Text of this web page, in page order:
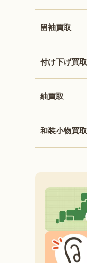
留袖買取
付け下げ買取
紬買取
和装小物買取